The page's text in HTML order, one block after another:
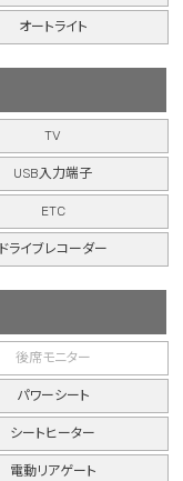
オートライト
TV
USB入力端子
ETC
ドライブレコーダー
後席モニター
パワーシート
シートヒーター
電動リアゲート